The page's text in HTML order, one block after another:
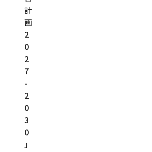
計
画
2
0
2
7
-
2
0
3
0
」